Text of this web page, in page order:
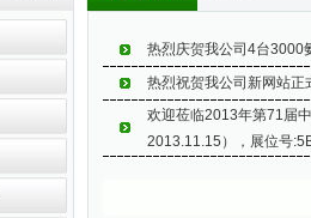
热烈庆贺我公司4台3000
热烈祝贺我公司新网站正
欢迎莅临2013年第71届
2013.11.15），展位号